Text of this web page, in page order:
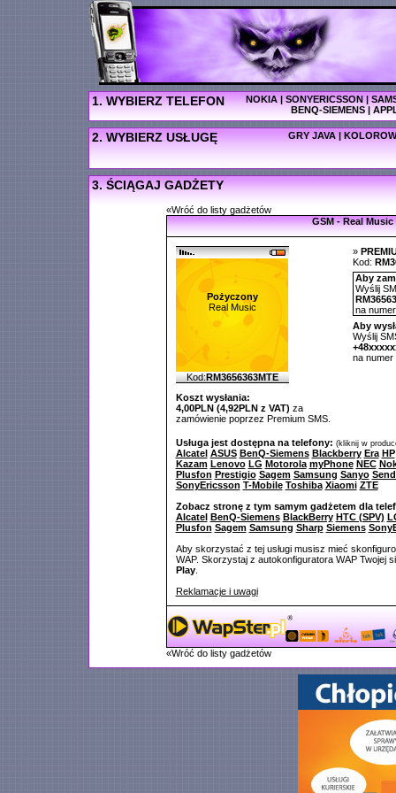
1. WYBIERZ TELEFON NOKIA|SONYERICSSON|
BENQ-SIEMENS|
2. WYBIERZ USŁUGĘ GRY JAVA |
3. ŚCIĄGAJ GADŻETY
«Wróć do listy gadżetów
GSM - Real Music
Pożyczony
Real Music
Kod:RM3656363MTE
Koszt wysłania:
4,00PLN (4,92PLN z VAT) za
zamówienie poprzez Premium SMS.
»
Kod:
Aby
Wyślij
na
Aby
Wyślij
na numer
Usługa jest dostępna na telefony: (kliknij w
Alcatel ASUS BenQ-Siemens Blackberry Era HP
Kazam Lenovo LG Motorola myPhone NEC
Plusfon Prestigio Sagem Samsung Sanyo
SonyEricsson T-Mobile Toshiba Xiaomi ZTE
Zobacz stronę z tym samym gadżetem dla
Alcatel BenQ-Siemens BlackBerry HTC (SPV)
Plusfon Sagem Samsung Sharp Siemens
Aby skorzystać z tej usługi musisz mieć
WAP. Skorzystaj z autokonfiguratora WAP Twojej
Play.
Reklamacje i uwagi
«Wróć do listy gadżetów